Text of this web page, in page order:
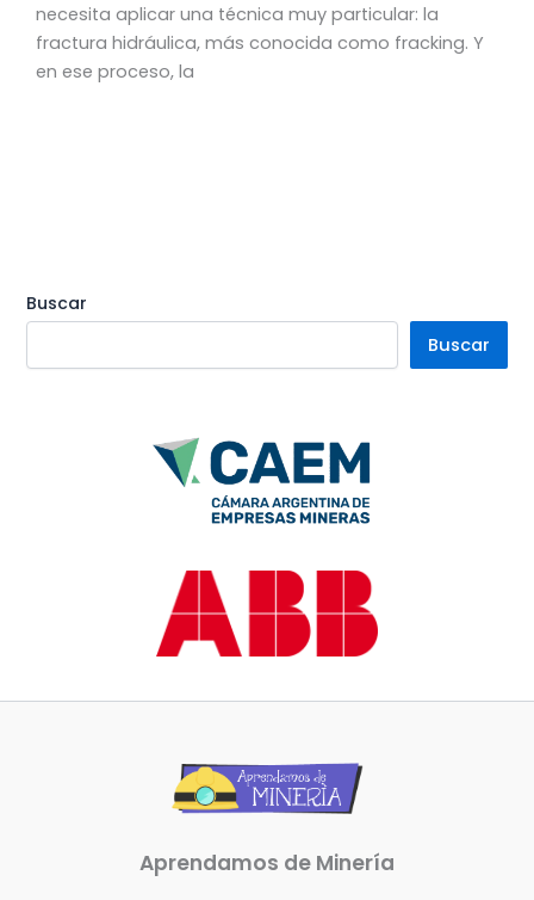
necesita aplicar una técnica muy particular: la
fractura hidráulica, más conocida como fracking. Y
en ese proceso, la
Buscar
Buscar
Aprendamos de Minería